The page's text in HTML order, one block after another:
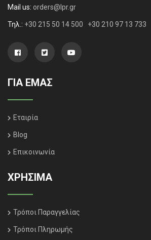
Mail us: orders@lpr.gr
Τηλ.: +30 215 50 14 500 +30 210 97 13 733
ΓΙΑ ΕΜΑΣ
Εταιρία
Blog
Επικοινωνία
ΧΡΗΣΙΜΑ
Τρόποι Παραγγελίας
Τρόποι Πληρωμής